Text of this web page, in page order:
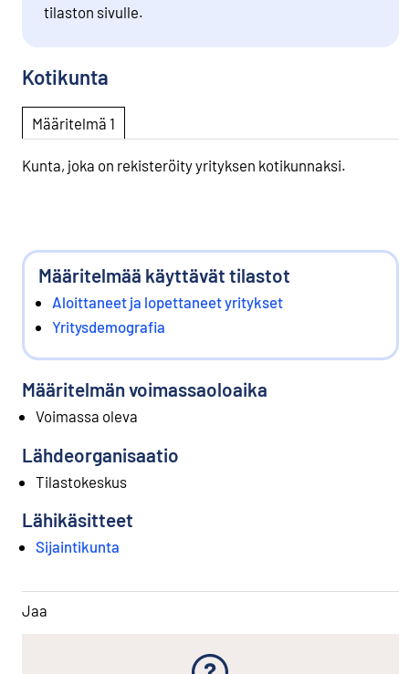
tilaston sivulle.
Kotikunta
Määritelmä 1
Kunta, joka on rekisteröity yrityksen kotikunnaksi.
Määritelmää käyttävät tilastot
Aloittaneet ja lopettaneet yritykset
Yritysdemografia
Määritelmän voimassaoloaika
Voimassa oleva
Lähdeorganisaatio
Tilastokeskus
Lähikäsitteet
Sijaintikunta
Jaa